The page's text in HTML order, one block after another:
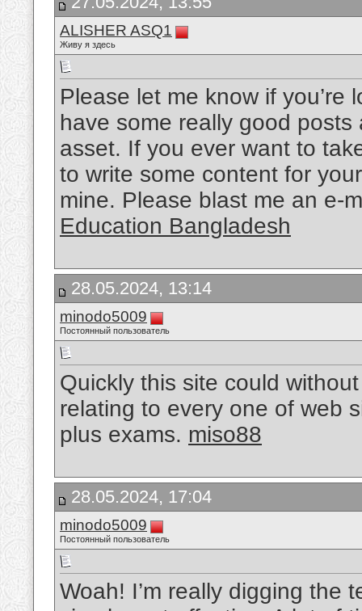
ALISHER ASQ1
Живу я здесь
Please let me know if you’re
have some really good
asset. If you ever want to
to write some content for
mine. Please blast me an e-
Education Bangladesh
28.05.2024, 13:14
minodo5009
Постоянный пользователь
Quickly this site could
relating to every one of web
plus exams. miso88
28.05.2024, 17:04
minodo5009
Постоянный пользователь
Woah! I’m really digging the